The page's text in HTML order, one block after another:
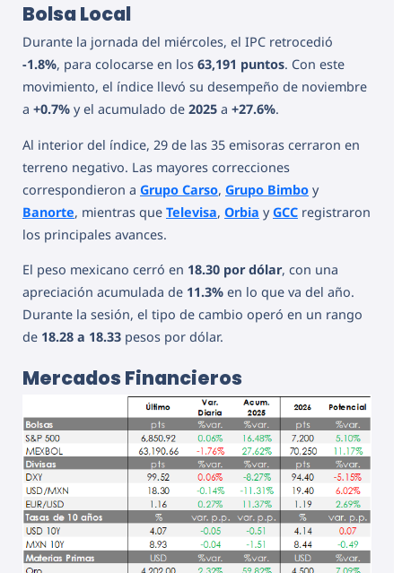
Bolsa Local
Durante la jornada del miércoles, el IPC retrocedió
-1.8%, para colocarse en los 63,191 puntos. Con este
movimiento, el índice llevó su desempeño de noviembre
a +0.7% y el acumulado de 2025 a +27.6%.
Al interior del índice, 29 de las 35 emisoras cerraron en
terreno negativo. Las mayores correcciones
correspondieron a Grupo Carso, Grupo Bimbo y
Banorte, mientras que Televisa, Orbia yGCC registraron
los principales avances.
El peso mexicano cerró en 18.30 por dólar, con una
apreciación acumulada de 11.3% en lo que va del año.
Durante la sesión, el tipo de cambio operó en un rango
de 18.28 a 18.33 pesos por dólar.
Mercados Financieros